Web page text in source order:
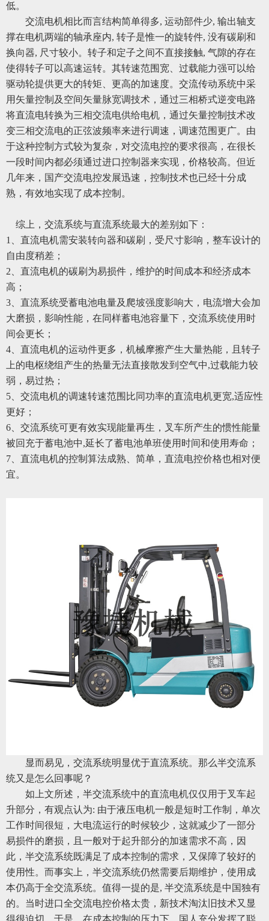
低。
交流电机相比而言结构简单得多, 运动部件少, 输出轴支
撑在电机两端的轴承座内, 转子是惟一的旋转件, 没有碳刷和
换向器, 尺寸较小。转子和定子之间不直接接触, 气隙的存在
使得转子可以高速运转。其转速范围宽、过载能力强可以给
驱动轮提供更大的转矩、更高的加速度。交流传动系统中采
用矢量控制及空间矢量脉宽调技术，通过三相桥式逆变电路
将直流电转换为三相交流电供给电机，通过矢量控制技术改
变三相交流电的正弦波频率来进行调速，调速范围更广。由
于这种控制方式较为复杂，对交流电控的要求很高，在很长
一段时间内都必须通过进口控制器来实现，价格较高。但近
几年来，国产交流电控发展迅速，控制技术也已经十分成
熟，有效地实现了成本控制。
综上，交流系统与直流系统最大的差别如下：
1、直流电机需安装转向器和碳刷，受尺寸影响，整车设计的
自由度稍差；
2、直流电机的碳刷为易损件，维护的时间成本和经济成本
高；
3、直流系统受蓄电池电量及爬坡强度影响大，电流增大会加
大磨损，影响性能，在同样蓄电池容量下，交流系统使用时
间会更长；
4、直流电机的运动件更多，机械摩擦产生大量热能，且转子
上的电枢绕组产生的热量无法直接散发到空气中,过载能力较
弱，易过热；
5、交流电机的调速转速范围比同功率的直流电机更宽,适应性
更好；
6、交流系统可更有效实现能量再生，叉车所产生的惯性能量
被回充于蓄电池中,延长了蓄电池单班使用时间和使用寿命；
7、直流电机的控制算法成熟、简单，直流电控价格也相对便
宜。
显而易见，交流系统明显优于直流系统。那么半交流系
统又是怎么回事呢？
如上文所述，半交流系统中的直流电机仅仅用于叉车起
升部分，有观点认为: 由于液压电机一般是短时工作制，单次
工作时间很短，大电流运行的时候较少，这就减少了一部分
易损件的磨损，且一般对于起升部分的加速需求不高，因
此，半交流系统既满足了成本控制的需求，又保障了较好的
使用性。而事实上，半交流系统仍然需要后期维护，使用成
本仍高于全交流系统。值得一提的是, 半交流系统是中国独有
的。当时进口全交流电控价格太贵，新技术淘汰旧技术又显
得很迫切，于是，在成本控制的压力下，国人充分发挥了聪